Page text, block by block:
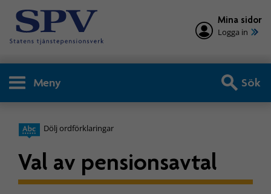
Mina sidor
Logga in
Meny Sök
Dölj ordförklaringar
Val av pensionsavtal